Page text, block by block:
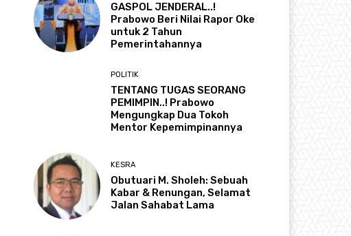
GASPOL JENDERAL..!
Prabowo Beri Nilai Rapor Oke
untuk 2 Tahun
Pemerintahannya
POLITIK
TENTANG TUGAS SEORANG
PEMIMPIN..! Prabowo
Mengungkap Dua Tokoh
Mentor Kepemimpinannya
KESRA
Obutuari M. Sholeh: Sebuah
Kabar & Renungan, Selamat
Jalan Sahabat Lama